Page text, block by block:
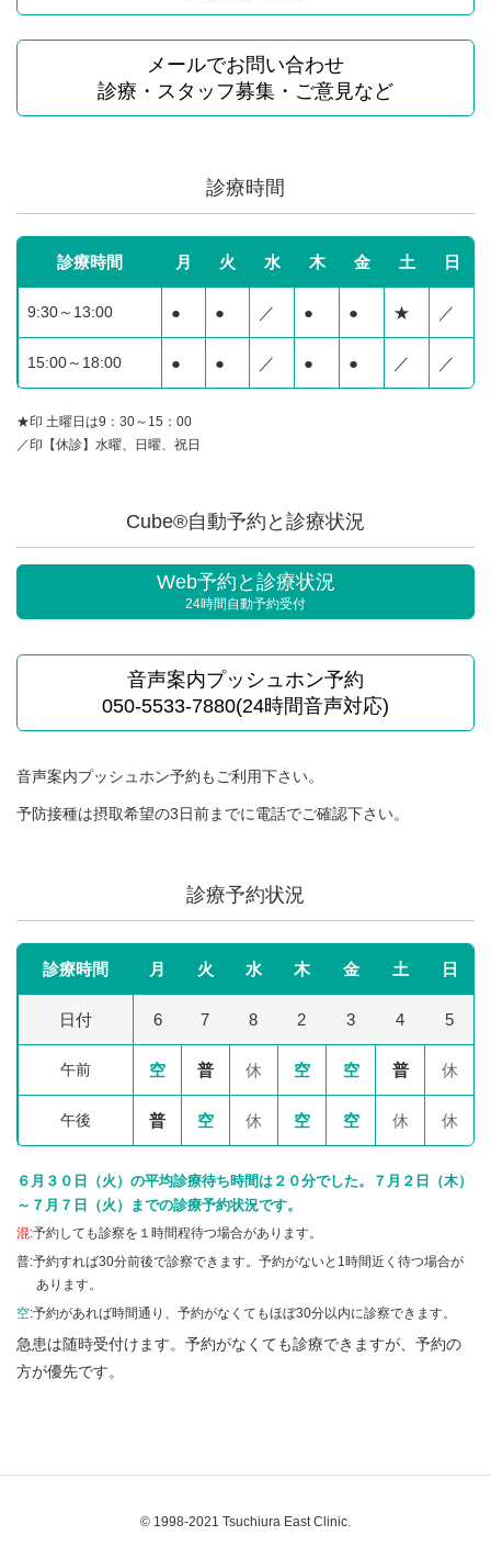
メールでお問い合わせ
診療・スタッフ募集・ご意見など
診療時間
診療時間 月 火 水 木 金 土 日
9:30～13:00 ● ● ／ ● ● ★ ／
15:00～18:00 ● ● ／ ● ● ／ ／
★印 土曜日は9：30～15：00
／印【休診】水曜、日曜、祝日
Cube®自動予約と診療状況
Web予約と診療状況
24時間自動予約受付
音声案内プッシュホン予約
050-5533-7880(24時間音声対応)
音声案内プッシュホン予約もご利用下さい。
予防接種は摂取希望の3日前までに電話でご確認下さい。
診療予約状況
診療時間 月 火 水 木 金 土 日
日付 6 7 8 2 3 4 5
午前 空 普 休 空 空 普 休
午後 普 空 休 空 空 休 休
６月３０日（火）の平均診療待ち時間は２０分でした。７月２日（木）
～７月７日（火）までの診療予約状況です。
混:予約しても診察を１時間程待つ場合があります。
普:予約すれば30分前後で診察できます。予約がないと1時間近く待つ場合が
あります。
空:予約があれば時間通り、予約がなくてもほぼ30分以内に診察できます。
急患は随時受付けます。予約がなくても診療できますが、予約の
方が優先です。
© 1998-2021 Tsuchiura East Clinic.